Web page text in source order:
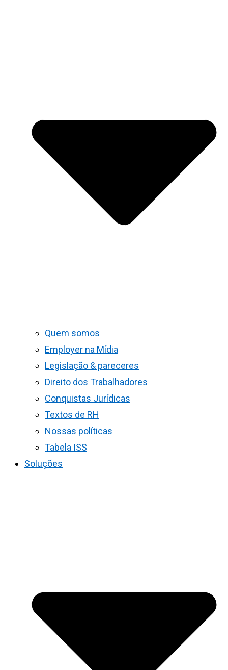
Quem somos
Employer na Mídia
Legislação & pareceres
Direito dos Trabalhadores
Conquistas Jurídicas
Textos de RH
Nossas políticas
Tabela ISS
Soluções